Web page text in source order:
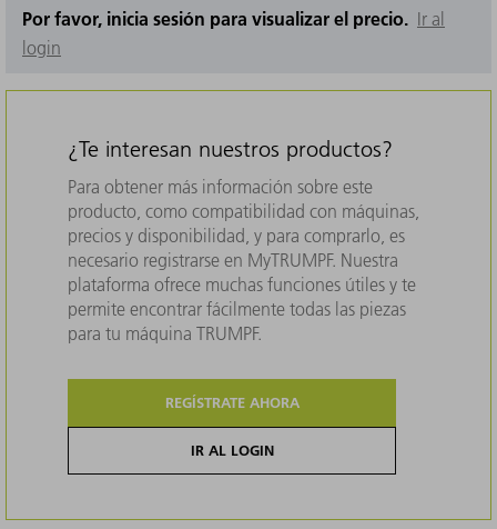
Por favor, inicia sesión para visualizar el precio. Ir al
login
¿Te interesan nuestros productos?
Para obtener más información sobre este
producto, como compatibilidad con máquinas,
precios y disponibilidad, y para comprarlo, es
necesario registrarse en MyTRUMPF. Nuestra
plataforma ofrece muchas funciones útiles y te
permite encontrar fácilmente todas las piezas
para tu máquina TRUMPF.
REGÍSTRATE AHORA
IR AL LOGIN